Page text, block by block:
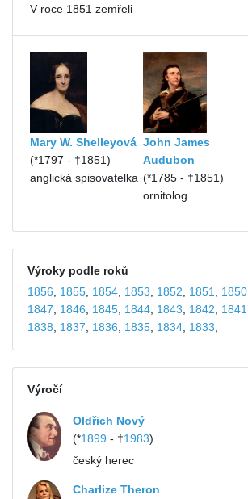
V roce 1851 zemřeli
Mary W. Shelleyová
(*1797 - †1851)
anglická spisovatelka
John James
Audubon
(*1785 - †1851)
ornitolog
Výroky podle roků
1856
1855, 1854, 1853 1852 1851 1850,
1847
1846 1845, 1844, 1843 1842 1841
1838
1837 1836 1835, 1834, 1833
Výročí
Oldřich Nový
(*1899 - †1983)
český herec
Charlize Theron